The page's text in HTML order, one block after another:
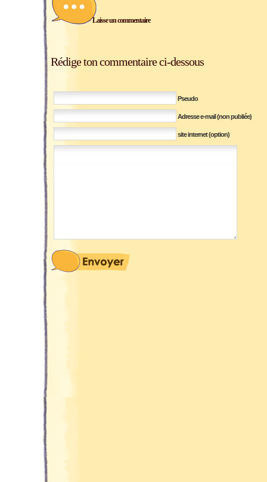
Laisse un commentaire
Rédige ton commentaire ci-dessous
Pseudo
Adresse e-mail (non publiée)
site internet (option)